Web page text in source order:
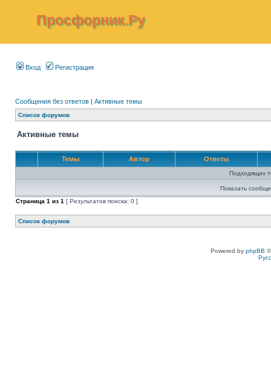
Просфорник.Ру
Вход Регистрация
Сообщения без ответов | Активные темы
Список форумов
Активные темы
Темы Автор Ответы
Подходящих
Показать
Страница 1 из 1 [ Результатов поиска: 0 ]
Список форумов
Powered by phpBB